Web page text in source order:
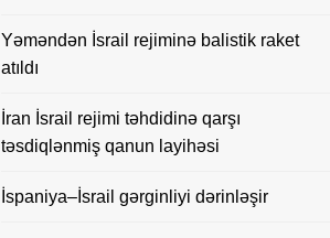
Yəməndən İsrail rejiminə balistik raket
atıldı
İran İsrail rejimi təhdidinə qarşı
təsdiqlənmiş qanun layihəsi
İspaniya–İsrail gərginliyi dərinləşir